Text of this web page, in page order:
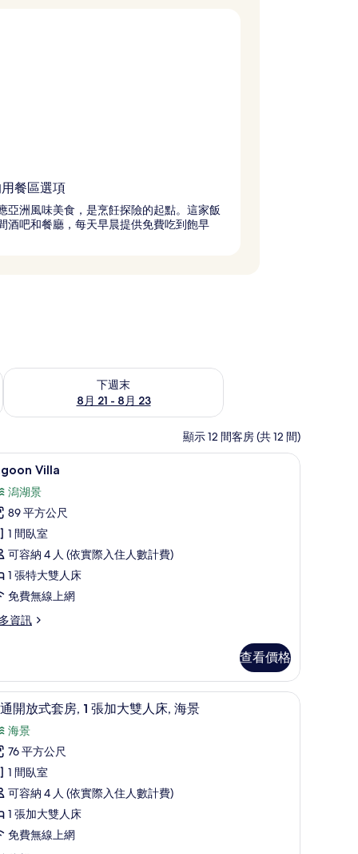
餐區選項
亞洲風味美食，是烹飪探險的起點。這家飯
酒吧和餐廳，每天早晨提供免費吃到飽早
下週末
8月 21 - 8月 23
查看下週末 (8月 21 - 8月 23) 的供應情況
顯示 12 間客房 (共 12 間)
箱、書桌、筆電工作空間
15 Villa
潟湖景
89 平方公尺
1 間臥室
可容納 4 人 (依實際入住人數計費)
1 張特大雙人床
免費無線上網
資訊
查看價格
作空間 免費迷你吧、客房內保險箱、書桌、筆電工作
10開放式套房, 1 張加大雙人床, 海景
海景
76 平方公尺
1 間臥室
可容納 4 人 (依實際入住人數計費)
1 張加大雙人床
免費無線上網